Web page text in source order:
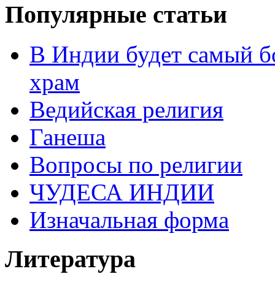
Популярные статьи
В Индии будет самый
храм
Ведийская религия
Ганеша
Вопросы по религии
ЧУДЕСА ИНДИИ
Изначальная форма
Литература